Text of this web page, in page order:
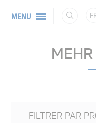
MENU
FILTRER PAR